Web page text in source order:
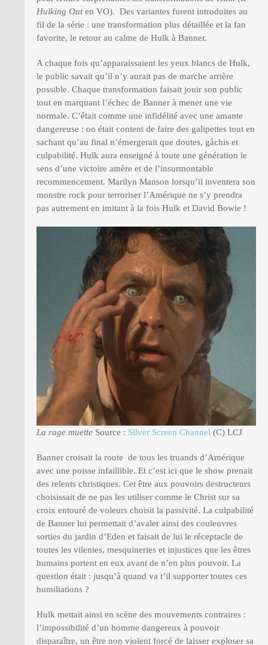
Hulking Outen VO). Des variantes furent introduites au
fil de la série : une transformation plus détaillée et la fan
favorite, le retour au calme de Hulk à Banner.
A chaque fois qu’apparaissaient les yeux blancs de Hulk,
le public savait qu’il n’y aurait pas de marche arrière
possible. Chaque transformation faisait jouir son public
tout en marquant l’échec de Banner à mener une vie
normale. C’était comme une infidélité avec une amante
dangereuse : on était content de faire des galipettes tout en
sachant qu’au final n’émergerait que doutes, gâchis et
culpabilité. Hulk aura enseigné à toute une génération le
sens d’une victoire amère et de l’insurmontable
recommencement. Marilyn Manson lorsqu’il inventera son
monstre rock pour terroriser l’Amérique ne s’y prendra
pas autrement en imitant à la fois Hulk et David Bowie !
La rage muette Source : Silver Screen Channel (C) LCJ
Banner croisait la route de tous les truands d’Amérique
avec une poisse infaillible. Et c’est ici que le show prenait
des relents christiques. Cet être aux pouvoirs destructeurs
choisissait de ne pas les utiliser comme le Christ sur sa
croix entouré de voleurs choisit la passivité. La culpabilité
de Banner lui permettait d’avaler ainsi des couleuvres
sorties du jardin d’Eden et faisait de lui le réceptacle de
toutes les vilenies, mesquineries et injustices que les êtres
humains portent en eux avant de n’en plus pouvoir. La
question était : jusqu’à quand va t’il supporter toutes ces
humiliations ?
Hulk mettait ainsi en scène des mouvements contraires :
l’impossibilité d’un homme dangereux à pouvoir
disparaître, un être non violent forcé de laisser exploser sa